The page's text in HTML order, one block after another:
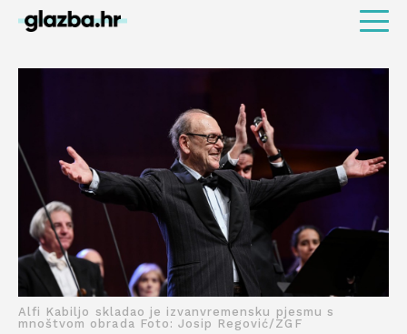
Alfi Kabiljo skladao je izvanvremensku pjesmu s
mnoštvom obrada Foto: Josip Regović/ZGF